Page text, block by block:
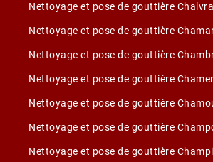
Nettoyage et pose de gouttière
Nettoyage et pose de gouttière
Nettoyage et pose de gouttière
Nettoyage et pose de gouttière
Nettoyage et pose de gouttière
Nettoyage et pose de gouttière
Nettoyage et pose de gouttière